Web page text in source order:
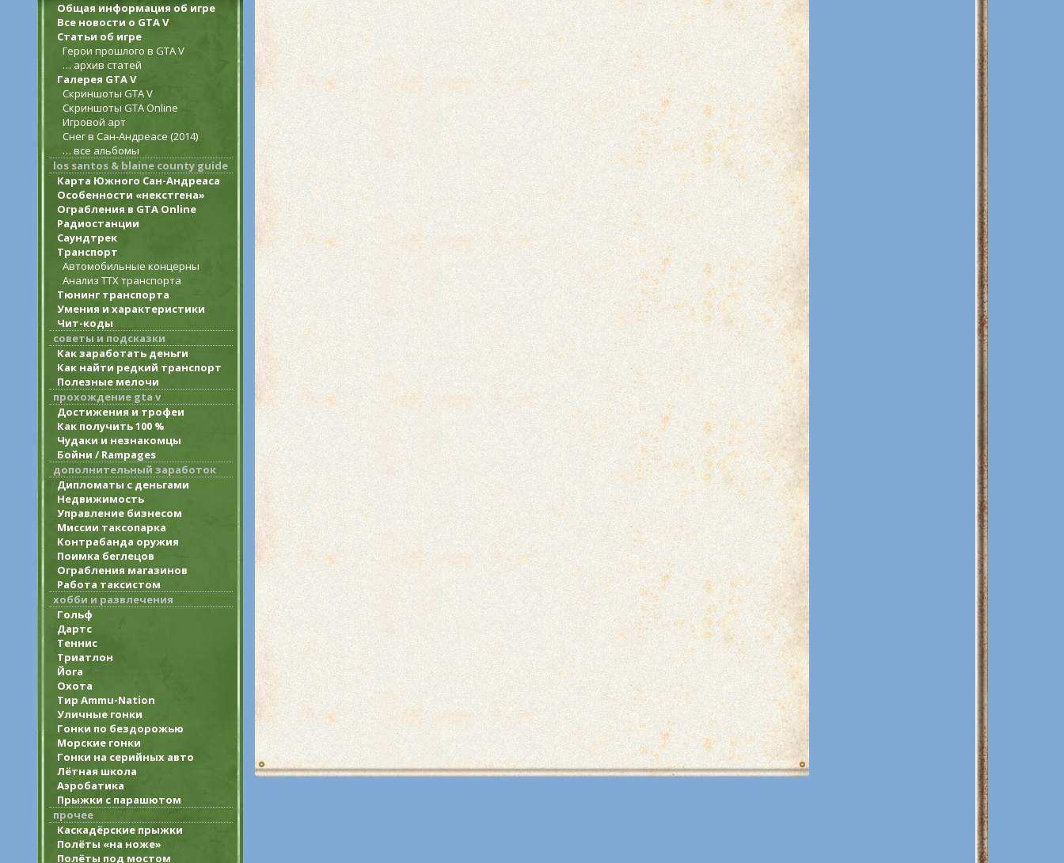
Общая информация об игре
Все новости о GTA V
Статьи об игре
Герои прошлого в GTA V
… архив статей
Галерея GTA V
Скриншоты GTA V
Скриншоты GTA Online
Игровой арт
Снег в Сан-Андреасе (2014)
… все альбомы
los santos & blaine county guide
Карта Южного Сан-Андреаса
Особенности «некстгена»
Ограбления в GTA Online
Радиостанции
Саундтрек
Транспорт
Автомобильные концерны
Анализ ТТХ транспорта
Тюнинг транспорта
Умения и характеристики
Чит-коды
советы и подсказки
Как заработать деньги
Как найти редкий транспорт
Полезные мелочи
прохождение gta v
Достижения и трофеи
Как получить 100 %
Чудаки и незнакомцы
Бойни / Rampages
дополнительный заработок
Дипломаты с деньгами
Недвижимость
Управление бизнесом
Миссии таксопарка
Контрабанда оружия
Поимка беглецов
Ограбления магазинов
Работа таксистом
хобби и развлечения
Гольф
Дартс
Теннис
Триатлон
Йога
Охота
Тир Ammu-Nation
Уличные гонки
Гонки по бездорожью
Морские гонки
Гонки на серийных авто
Лётная школа
Аэробатика
Прыжки с парашютом
прочее
Каскадёрские прыжки
Полёты «на ноже»
Полёты под мостом